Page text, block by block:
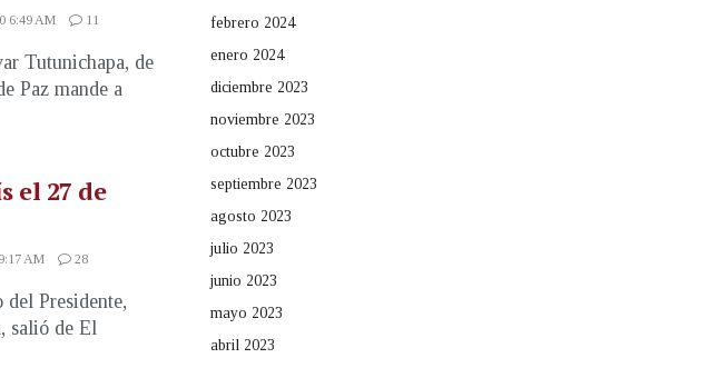
6:49 AM 11
Tutunichapa, de
Paz mande a
el 27 de
AM 28
Presidente,
salió de El
febrero 2024
enero 2024
diciembre 2023
noviembre 2023
octubre 2023
septiembre 2023
agosto 2023
julio 2023
junio 2023
mayo 2023
abril 2023